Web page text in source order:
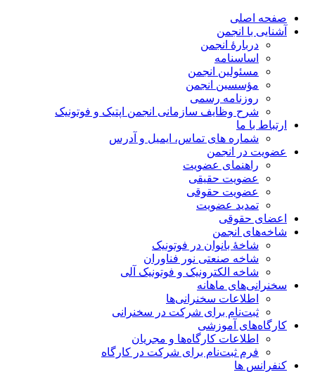
صفحه اصلی
آشنایی با انجمن
دربارۀ انجمن
اساسنامه
مسئولین انجمن
مؤسسین انجمن
روزنامه رسمی
شرح وظایف سازمانی انجمن اپتیک و فوتونیک
ارتباط با ما
شماره های تماس، ایمیل و آدرس
عضویت در انجمن
راهنمای عضویت
عضویت حقیقی
عضویت حقوقی
تمدید عضویت
اعضای حقوقی
شاخه‌های انجمن
شاخۀ بانوان در فوتونیک
شاخه صنعتی نور فناوران
شاخه‌ الکترونیک و فوتونیک آلی
سخنرانی‌های ماهانه
اطلاعات سخنرانی‌‌ها
ثبت‌نام برای شرکت در سخنرانی
کارگاه‌های آموزشی
اطلاعات کارگاه‌ها و مجریان
فرم ثبت‌نام برای شرکت در کارگاه
کنفرانس ها